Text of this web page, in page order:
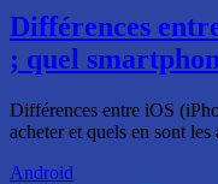
Différences
; quel
Différences entre iOS
acheter et quels en sont
Android